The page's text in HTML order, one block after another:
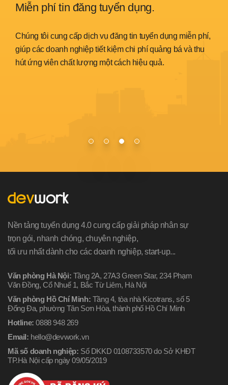
Miễn phí tin đăng tuyển dụng.
Chúng tôi cung cấp dịch vụ đăng tin tuyển dụng miễn phí,
giúp các doanh nghiệp tiết kiệm chi phí quảng bá và thu
hút ứng viên chất lượng một cách hiệu quả.
Nền tảng tuyển dụng 4.0 cung cấp giải pháp nhân sự
trọn gói, nhanh chóng, chuyên nghiệp,
tối ưu nhất dành cho các doanh nghiệp, start-up...
Văn phòng Hà Nội: Tầng 2A, 27A3 Green Star, 234 Phạm
Văn Đồng, Cổ Nhuế 1, Bắc Từ Liêm, Hà Nội
Văn phòng Hồ Chí Minh: Tầng 4, tòa nhà Kicotrans, số 5
Đống Đa, phường Tân Sơn Hòa, thành phố Hồ Chí Minh
Hotline: 0888 948 269
Email: hello@devwork.vn
Mã số doanh nghiệp: Số DKKD 0108733570 do Sở KHĐT
TP.Hà Nội cấp ngày 09/05/2019